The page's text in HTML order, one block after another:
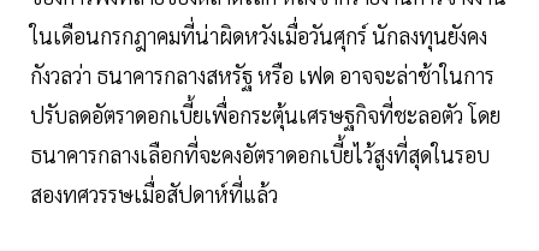
ในเดือนกรกฎาคมที่น่าผิดหวังเมื่อวันศุกร์ นักลงทุนยังคง
กังวลว่า ธนาคารกลางสหรัฐ หรือ เฟด อาจจะล่าช้าในการ
ปรับลดอัตราดอกเบี้ยเพื่อกระตุ้นเศรษฐกิจที่ชะลอตัว โดย
ธนาคารกลางเลือกที่จะคงอัตราดอกเบี้ยไว้สูงที่สุดในรอบ
สองทศวรรษเมื่อสัปดาห์ที่แล้ว